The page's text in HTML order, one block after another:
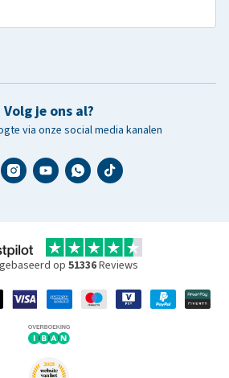
Volg je ons al?
via onze social media kanalen
op 51336Reviews